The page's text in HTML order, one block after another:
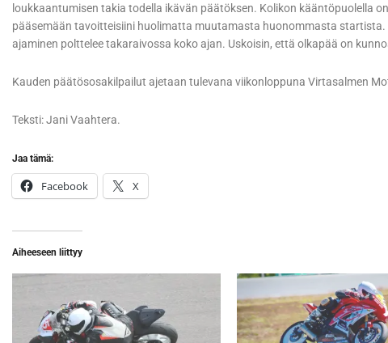
loukkaantumisen takia todella ikävän päätöksen. Kolikon kääntöpuolella
pääsemään tavoitteisiini huolimatta muutamasta huonommasta startista.
ajaminen polttelee takaraivossa koko ajan. Uskoisin, että olkapää on
Kauden päätösosakilpailut ajetaan tulevana viikonloppuna Virtasalmen
Teksti: Jani Vaahtera.
Jaa tämä:
Facebook X
Aiheeseen liittyy